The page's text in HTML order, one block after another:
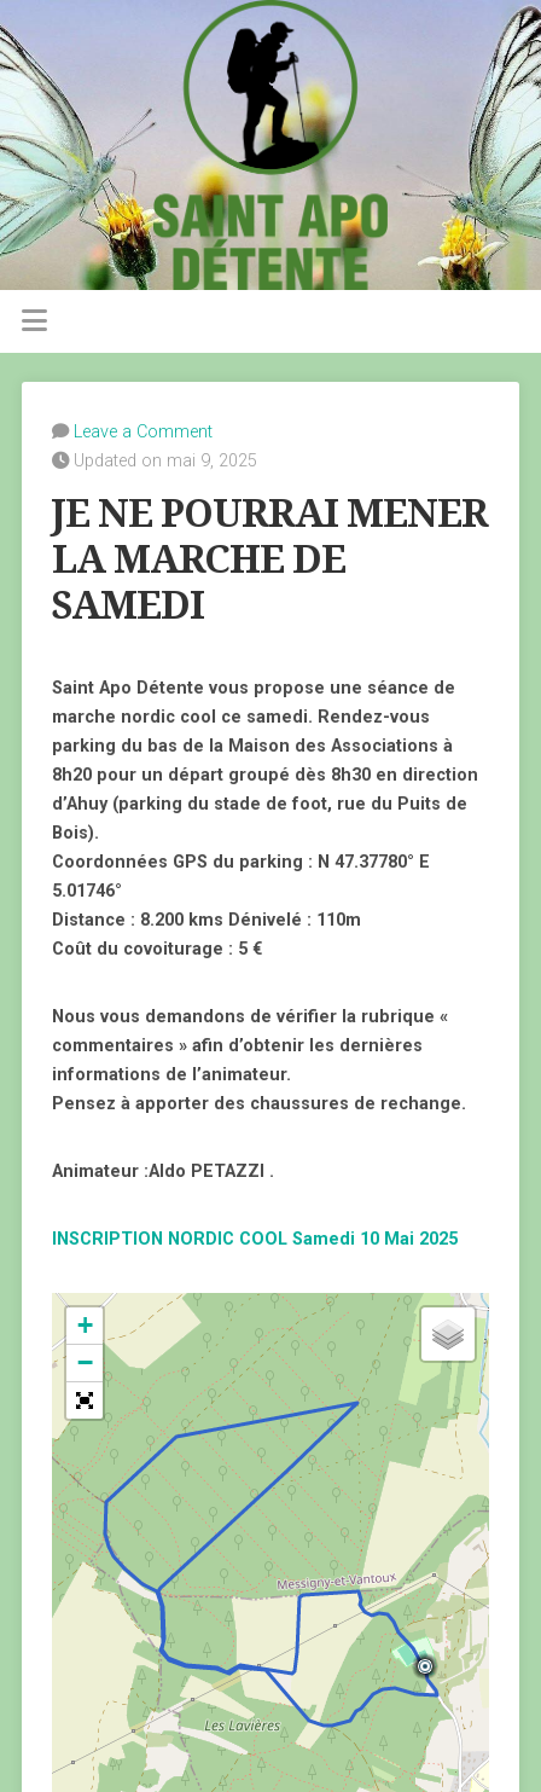
Leave a Comment
Updated on mai 9, 2025
JE NE POURRAI MENER
LA MARCHE DE
SAMEDI
Saint Apo Détente vous propose une séance de
marche nordic cool ce samedi. Rendez-vous
parking du bas de la Maison des Associations à
8h20 pour un départ groupé dès 8h30 en direction
d’Ahuy (parking du stade de foot, rue du Puits de
Bois).
Coordonnées GPS du parking : N 47.37780° E
5.01746°
Distance : 8.200 kms Dénivelé : 110m
Coût du covoiturage : 5 €
Nous vous demandons de vérifier la rubrique «
commentaires » afin d’obtenir les dernières
informations de l’animateur.
Pensez à apporter des chaussures de rechange.
Animateur :Aldo PETAZZI .
INSCRIPTION NORDIC COOL Samedi 10 Mai 2025
+
−